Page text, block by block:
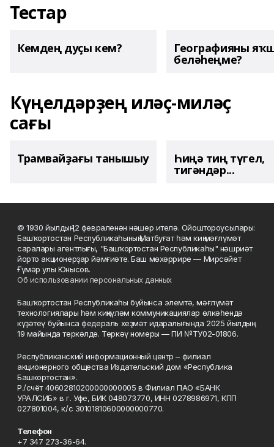
Тестар
Кемдең дуҫы кем? Географияны
беләһеңме?
Күңелдәрҙең иләҫ-миләҫ
сағы
Трамвайҙағы танышыу Һиңә тиң түгел,
тигәндәр...
© 1930 йылдың 12 февраленән нәшер ителә. Ойоштороусылары:
Башҡортостан Республикаһының Матбуғат һәм киң мәғлүмәт
саралары агентлығы, "Башҡортостан Республикаһы" нәшриәт
йорто акционерҙар йәмғиәте. Баш мөхәррире — Мирсәйет
Ғүмәр улы Юнысов.
Об использовании персональных данных
Башҡортостан Республикаһы буйынса элемтә, мәғлүмәт
технологиялары һәм киңкүләм коммуникациялар өлкәһендә
күҙәтеү буйынса федераль хеҙмәт идаралығында 2025 йылдың
19 майында теркәлде. Теркәү номеры — ПИ №ТУ02-01806.
Республиканский информационный центр – филиал
акционерного общества Издательский дом «Республика
Башкортостан».
Р./счёт 40602810200000000005 в Филиал ПАО «БАНК
УРАЛСИБ» в г. Уфе, БИК 048073770, ИНН 0278986971, КПП
027801004, к/с 30101810600000000770.
Телефон
+7 347 273-36-64.